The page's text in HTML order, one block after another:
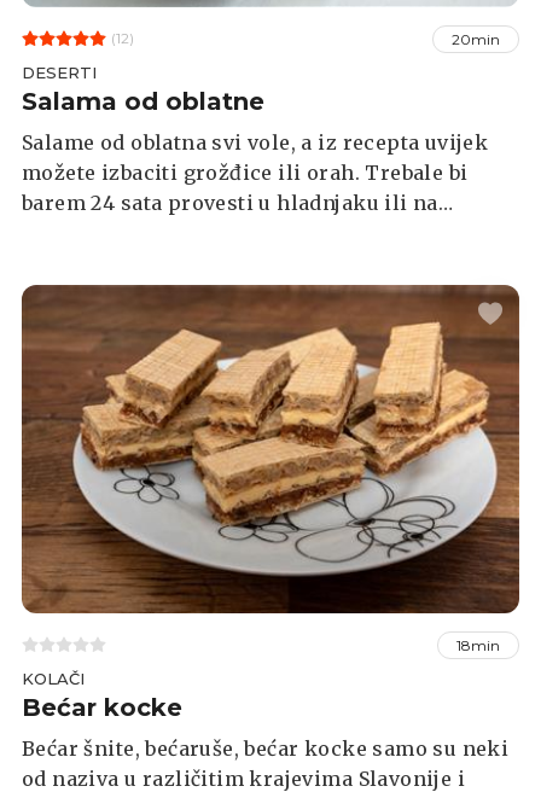
(12) 20min
DESERTI
Salama od oblatne
Salame od oblatna svi vole, a iz recepta uvijek
možete izbaciti grožđice ili orah. Trebale bi
barem 24 sata provesti u hladnjaku ili na
18min
KOLAČI
Bećar kocke
Bećar šnite, bećaruše, bećar kocke samo su neki
od naziva u različitim krajevima Slavonije i